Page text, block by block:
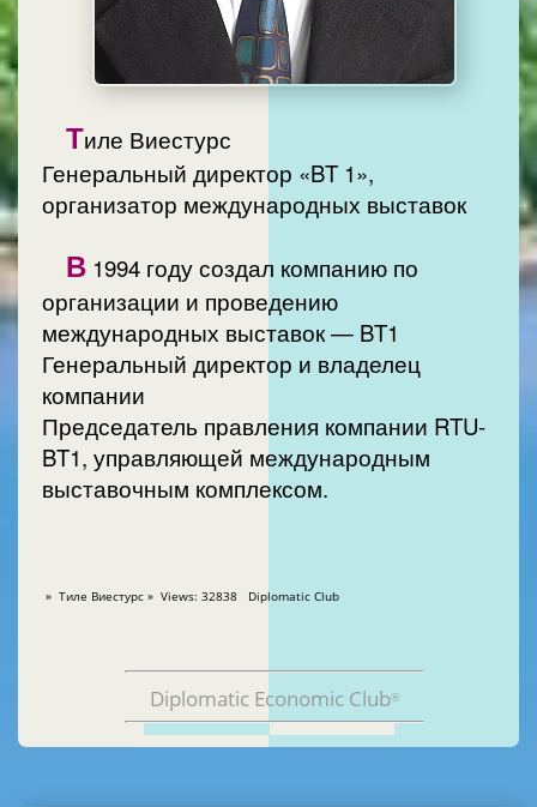
Тиле Виестурс
Генеральный директор «BT 1»,
организатор международных выставок
В 1994 году создал компанию по
организации и проведению
международных выставок — BT1
Генеральный директор и владелец
компании
Председатель правления компании RTU-
BT1, управляющей международным
выставочным комплексом.
» Тиле Виестурс » Views: 32838 Diplomatic Club
Diplomatic Economic Club®